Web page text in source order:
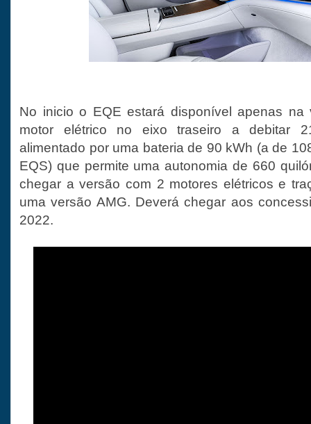
No inicio o EQE estará disponível apenas na
motor elétrico no eixo traseiro a debitar
alimentado por uma bateria de 90 kWh (a de
EQS) que permite uma autonomia de 660
chegar a versão com 2 motores elétricos e
uma versão AMG. Deverá chegar aos
2022.